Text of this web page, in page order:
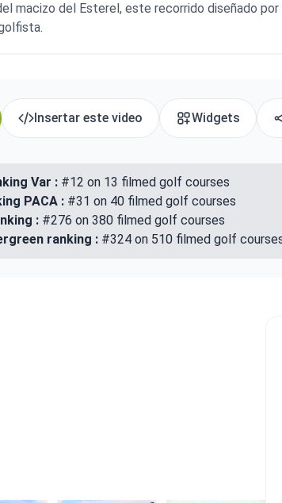
macizo del Esterel, este recorrido diseñado
Insertar este video Widgets
Var :#12 on 13 filmed golf courses
PACA : #31 on 40 filmed golf courses
: #276 on 380 filmed golf courses
ranking : #324 on 510 filmed golf